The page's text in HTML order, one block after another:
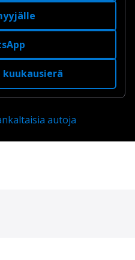
kuukausierä
autoja